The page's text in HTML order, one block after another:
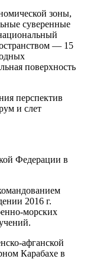
зоны,
суверенные
— 15
поверхность
перспектив
и слет
Федерации в
2016 г.
морских
афганской
Карабахе в